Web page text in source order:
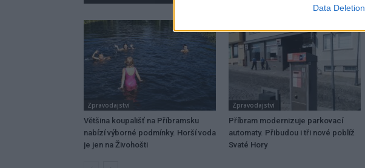
Data Deletion
Zpravodajství
Většina koupališť na Příbramsku
nabízí výborné podmínky. Horší voda
je jen na Živohošti
Zpravodajství
Příbram modernizuje parkovací
automaty. Přibudou i tři nové poblíž
Svaté Hory